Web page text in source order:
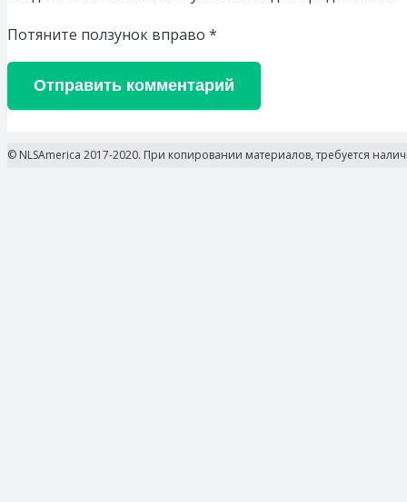
Потяните ползунок вправо *
Отправить комментарий
© NLSAmerica 2017-2020. При копировании материалов, требуется